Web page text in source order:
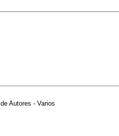
de Autores - Varios